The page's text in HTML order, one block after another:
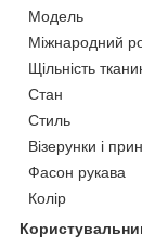
Модель
Міжнародний
Щільність
Стан
Стиль
Візерунки і
Фасон рукава
Колір